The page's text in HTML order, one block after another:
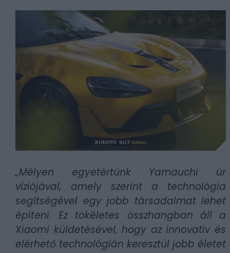
„Mélyen egyetértünk Yamauchi úr
víziójával, amely szerint a technológia
segítségével egy jobb társadalmat lehet
építeni. Ez tökéletes összhangban áll a
Xiaomi küldetésével, hogy az innovatív és
elérhető technológián keresztül jobb életet